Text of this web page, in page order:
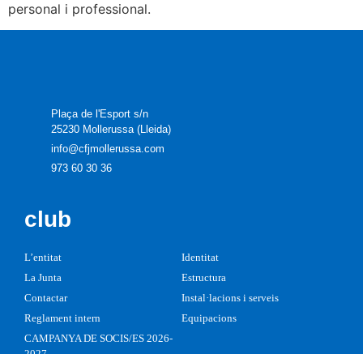
personal i professional.
Plaça de l'Esport s/n
25230 Mollerussa (Lleida)
info@cfjmollerussa.com
973 60 30 36
club
L’entitat
Identitat
La Junta
Estructura
Contactar
Instal·lacions i serveis
Reglament intern
Equipacions
CAMPANYA DE SOCIS/ES 2026-